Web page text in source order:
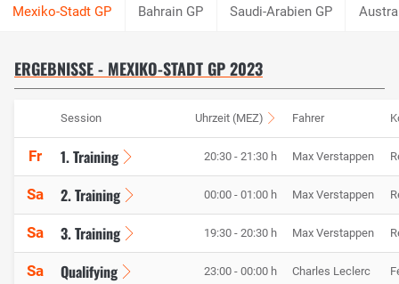
Bahrain GP Saudi-Arabien GP
ERGEBNISSE - MEXIKO-STADT GP 2023
Session Uhrzeit (MEZ) Fahrer
Fr 1. Training 20:30 - 21:30 h Max Verstappen
Sa 2. Training 00:00 - 01:00 h Max Verstappen
Sa 3. Training 19:30 - 20:30 h Max Verstappen
Sa Qualifying 23:00 - 00:00 h Charles Leclerc